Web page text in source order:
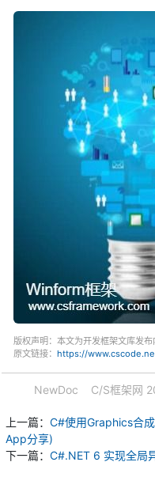
版权声明：本文为开发框架文库发
原文链接： https://
NewDoc C/S框架网
上一篇： C#使用Graphics合
App分享)
下一篇： C#.NET 6 实现全局